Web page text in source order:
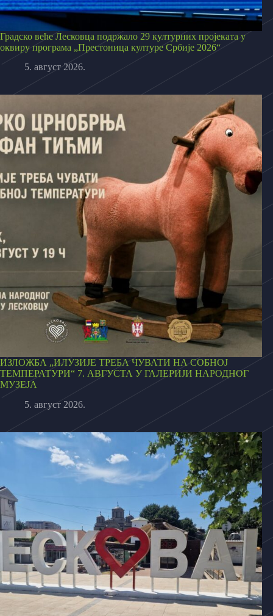
Градско веће Лесковца подржало 29 културних пројеката у
оквиру програма „Престоница културе Србије 2026“
5. август 2026.
ИЗЛОЖБА „ИЛУЗИЈЕ ТРЕБА ЧУВАТИ НА СОБНОЈ
ТЕМПЕРАТУРИ“ 7. АВГУСТА У ГАЛЕРИЈИ НАРОДНОГ
МУЗЕЈА
5. август 2026.